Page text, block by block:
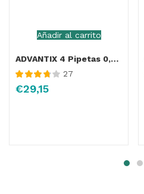
Añadir al carrito
ADVANTIX 4 Pipetas 0,4 ml (0-4Kg)
Valorado
con3.81
27
€29,15